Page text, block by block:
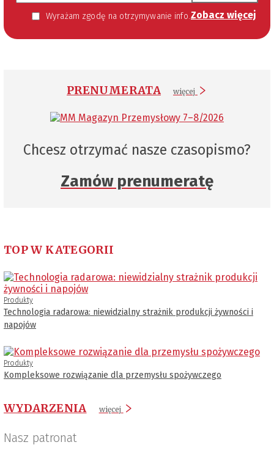
Wyrażam zgodę na otrzymywanie informacji handlowej kierowanej do mnie za pomocą środków komunikacji elektronicznej w szczególności poczty elektronicznej zgodnie z przepisem art. 10 ust 2 ustawy z dnia 18 lipca 2002 roku o świadczeniu usług drogą elektroniczną (Dz. U. 144 z 2002 r. poz. 1204). Zgoda jest dobrowolna, jednak jej wyrażenie jest konieczne, aby otrzymywać newsletter. Zobacz więcej
PRENUMERATA więcej
Chcesz otrzymać nasze czasopismo?
Zamów prenumeratę
TOP W KATEGORII
Produkty
Technologia radarowa: niewidzialny strażnik produkcji żywności i
napojów
Produkty
Kompleksowe rozwiązanie dla przemysłu spożywczego
WYDARZENIA więcej
Nasz patronat